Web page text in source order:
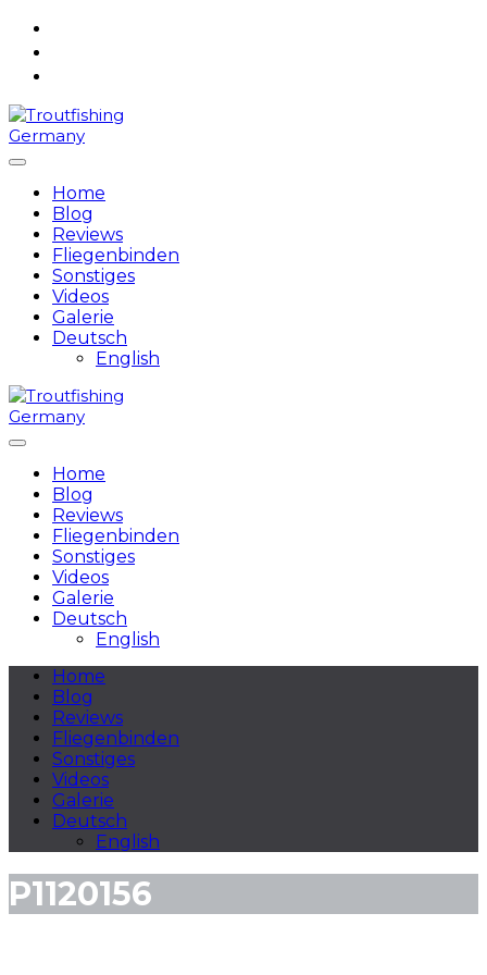
Skip
Home
Blog
Reviews
Fliegenbinden
Sonstiges
Videos
Galerie
Deutsch
English
Home
Blog
Reviews
Fliegenbinden
Sonstiges
Videos
Galerie
Deutsch
English
Home
Blog
Reviews
Fliegenbinden
Sonstiges
Videos
Galerie
Deutsch
English
P1120156